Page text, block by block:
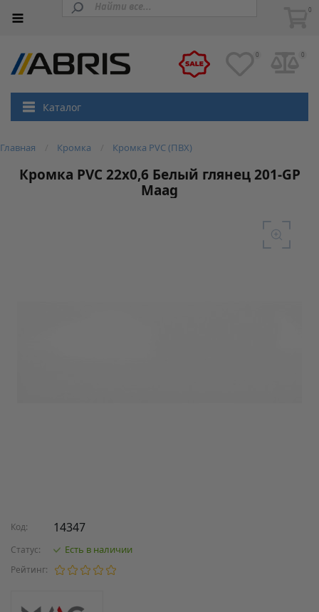
0
0 0
Каталог
Главная Кромка Кромка PVC (ПВХ)
Кромка PVC 22х0,6 Белый глянец 201-GP
Maag
Код: 14347
Статус: Есть в наличии
Рейтинг: